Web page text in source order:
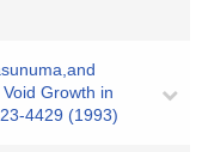
Growth in
4429 (1993)